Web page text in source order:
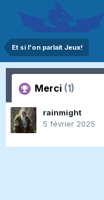
Et si l'on parlait Jeux!
Merci (1)
rainmight
5 février 2025